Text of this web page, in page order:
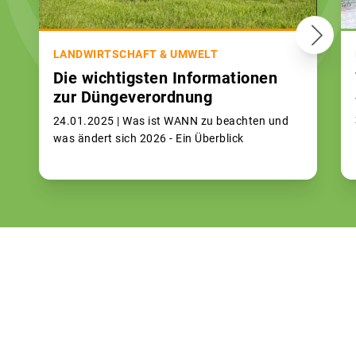
LANDWIRTSCHAFT & UMWELT
Die wichtigsten Informationen
zur Düngeverordnung
24.01.2025 | Was ist WANN zu beachten und
was ändert sich 2026 - Ein Überblick